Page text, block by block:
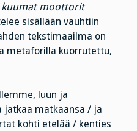
kuumat moottorit
sisällään vauhtiin
tekstimaailma on
metaforilla kuorrutettu,
luun ja
jatkaa matkaansa / ja
kohti etelää / kenties